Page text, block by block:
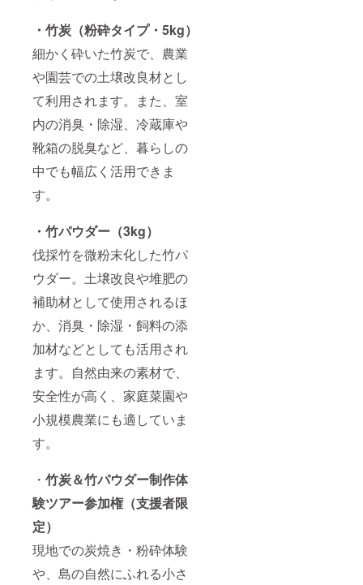
・竹炭（粉砕タイプ・5kg）
細かく砕いた竹炭で、農業
や園芸での土壌改良材とし
て利用されます。また、室
内の消臭・除湿、冷蔵庫や
靴箱の脱臭など、暮らしの
中でも幅広く活用できま
す。
・竹パウダー（3kg）
伐採竹を微粉末化した竹パ
ウダー。土壌改良や堆肥の
補助材として使用されるほ
か、消臭・除湿・飼料の添
加材などとしても活用され
ます。自然由来の素材で、
安全性が高く、家庭菜園や
小規模農業にも適していま
す。
・ 竹炭＆竹パウダー制作体
験ツアー参加権（支援者限
定）
現地での炭焼き・粉砕体験
や、島の自然にふれる小さ